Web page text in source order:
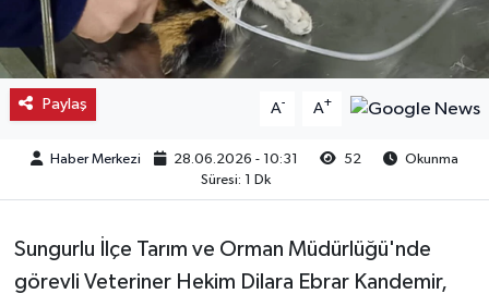
Paylaş A- A+
Haber Merkezi 28.06.2026 - 10:31 52
Okunma
Süresi: 1 Dk
Sungurlu İlçe Tarım ve Orman Müdürlüğü'nde
görevli Veteriner Hekim Dilara Ebrar Kandemir,
Kargı
Laçin
Mecitözü
Oğuzlar
Ortaköy